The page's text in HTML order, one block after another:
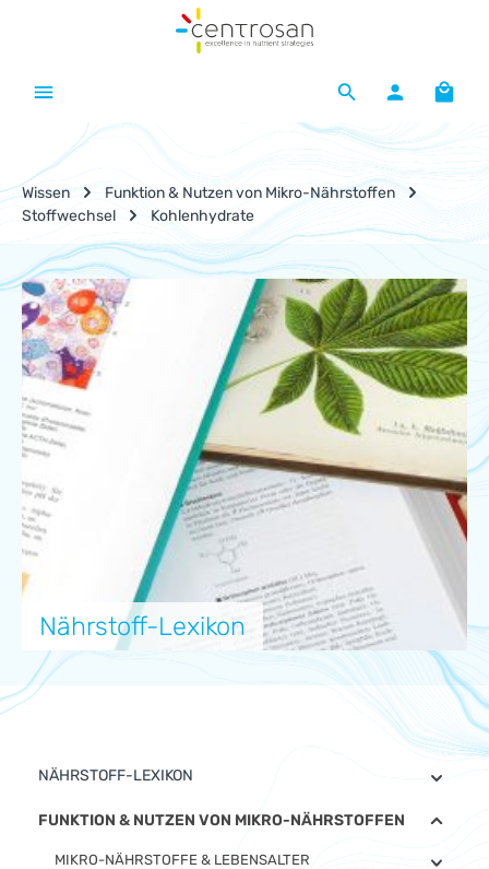
Zum Hauptinhalt springen
Wissen
Funktion & Nutzen von Mikro-Nährstoffen
Stoffwechsel
Kohlenhydrate
Nährstoff-Lexikon
Nährstoff-Lexikon
NÄHRSTOFF-LEXIKON
FUNKTION & NUTZEN VON MIKRO-NÄHRSTOFFEN
MIKRO-NÄHRSTOFFE & LEBENSALTER